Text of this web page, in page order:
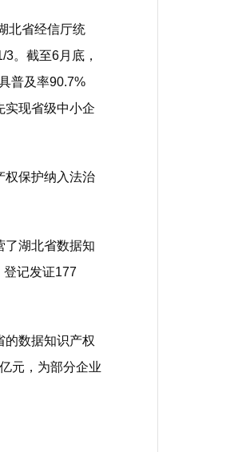
北省经信厅统
。截至6月底，
普及率90.7%
实现省级中小企
保护纳入法治
湖北省数据知
登记发证177
数据知识产权
元，为部分企业